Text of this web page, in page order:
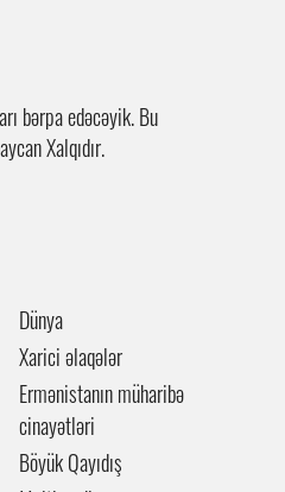
bərpa edəcəyik. Bu
Xalqıdır.
Dünya
Xarici əlaqələr
Ermənistanın müharibə
cinayətləri
Böyük Qayıdış